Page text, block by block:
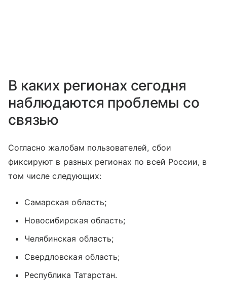
В каких регионах сегодня
наблюдаются проблемы со
связью
Согласно жалобам пользователей, сбои
фиксируют в разных регионах по всей России, в
том числе следующих:
Самарская область;
Новосибирская область;
Челябинская область;
Свердловская область;
Республика Татарстан.